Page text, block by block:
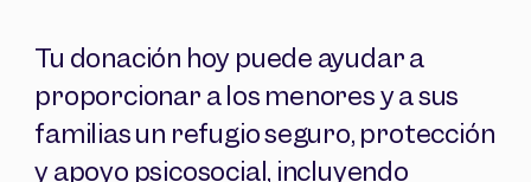
Tu donación hoy puede ayudar a
proporcionar a los menores y a sus
familias un refugio seguro, protección
y apoyo psicosocial, incluyendo